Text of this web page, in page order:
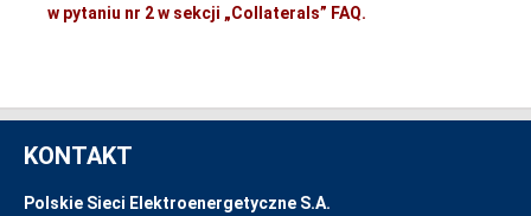
w pytaniu nr 2 w sekcji „Collaterals” FAQ.
KONTAKT
Polskie Sieci Elektroenergetyczne S.A.